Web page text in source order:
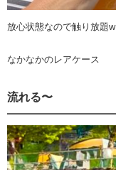
放心状態なので触り放題w
なかなかのレアケース
流れる〜